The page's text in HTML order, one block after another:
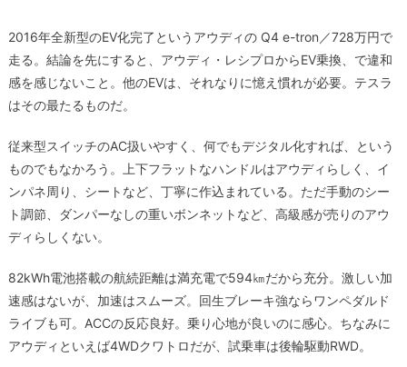
2016年全新型のEV化完了というアウディの Q4 e-tron／728万円で
走る。結論を先にすると、アウディ・レシプロからEV乗換、で違和
感を感じないこと。他のEVは、それなりに憶え慣れが必要。テスラ
はその最たるものだ。
従来型スイッチのAC扱いやすく、何でもデジタル化すれば、という
ものでもなかろう。上下フラットなハンドルはアウディらしく、イ
ンパネ周り、シートなど、丁寧に作込まれている。ただ手動のシー
ト調節、ダンパーなしの重いボンネットなど、高級感が売りのアウ
ディらしくない。
82kWh電池搭載の航続距離は満充電で594㎞だから充分。激しい加
速感はないが、加速はスムーズ。回生ブレーキ強ならワンペダルド
ライブも可。ACCの反応良好。乗り心地が良いのに感心。ちなみに
アウディといえば4WDクワトロだが、試乗車は後輪駆動RWD。